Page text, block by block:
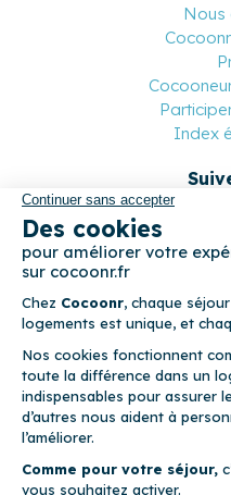
Nous
Index
location–CGU – Politique